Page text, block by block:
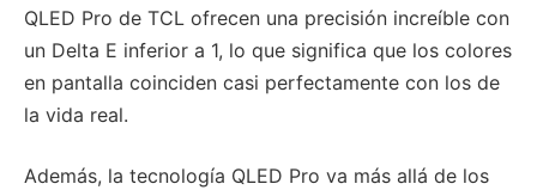
QLED Pro de TCL ofrecen una precisión increíble con
un Delta E inferior a 1, lo que significa que los colores
en pantalla coinciden casi perfectamente con los de
la vida real.
Además, la tecnología QLED Pro va más allá de los